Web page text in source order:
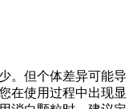
。但个体差异可能导
在使用过程中出现显